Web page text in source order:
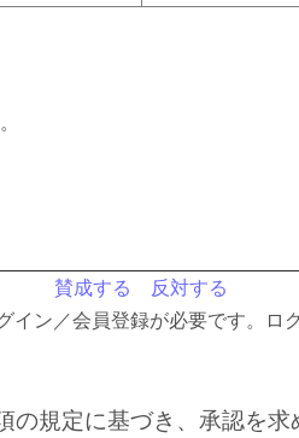
賛成する
反対する
イン／会員登録が必要です。ロ
の規定に基づき、承認を